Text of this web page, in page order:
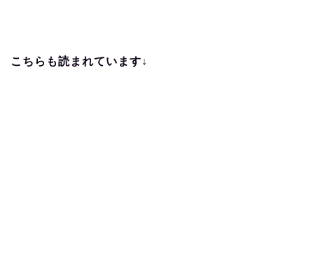
こちらも読まれています↓